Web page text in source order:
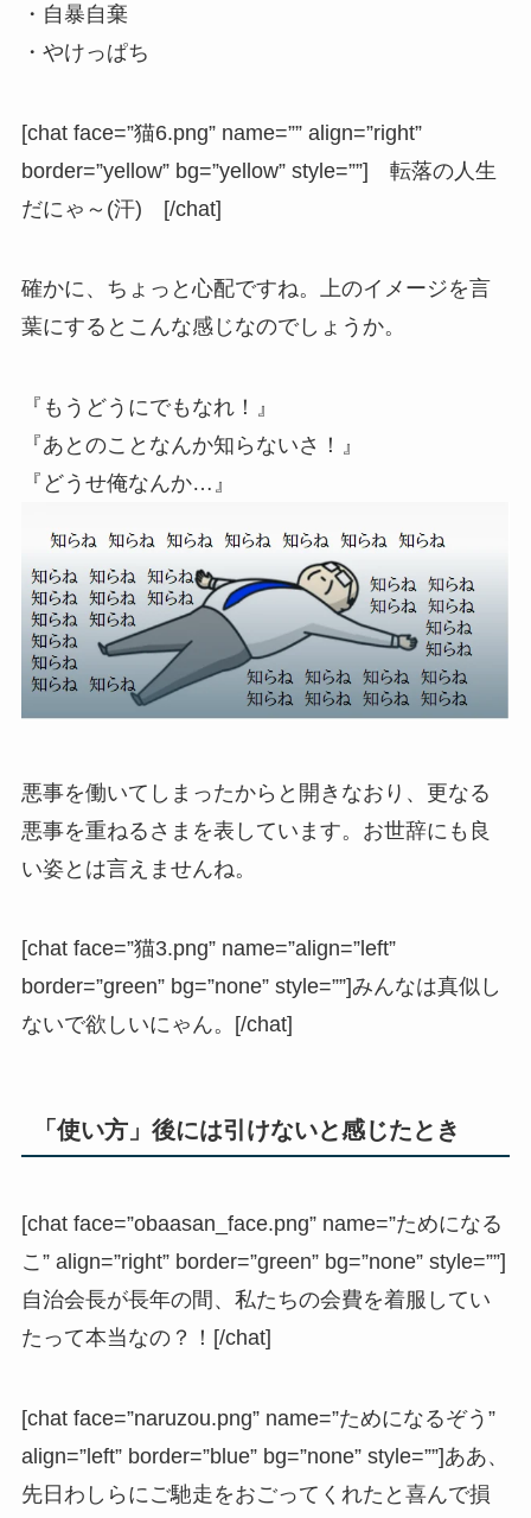
・自暴自棄
・やけっぱち
[chat face=”猫6.png” name=”” align=”right”
border=”yellow” bg=”yellow” style=””] 転落の人生
だにゃ～(汗) [/chat]
確かに、ちょっと心配ですね。上のイメージを言
葉にするとこんな感じなのでしょうか。
『もうどうにでもなれ！』
『あとのことなんか知らないさ！』
『どうせ俺なんか…』
悪事を働いてしまったからと開きなおり、更なる
悪事を重ねるさまを表しています。お世辞にも良
い姿とは言えませんね。
[chat face=”猫3.png” name=”align=”left”
border=”green” bg=”none” style=””]みんなは真似し
ないで欲しいにゃん。[/chat]
「使い方」後には引けないと感じたとき
[chat face=”obaasan_face.png” name=”ためになる
こ” align=”right” border=”green” bg=”none” style=””]
自治会長が長年の間、私たちの会費を着服してい
たって本当なの？！[/chat]
[chat face=”naruzou.png” name=”ためになるぞう”
align=”left” border=”blue” bg=”none” style=””]ああ、
先日わしらにご馳走をおごってくれたと喜んで損